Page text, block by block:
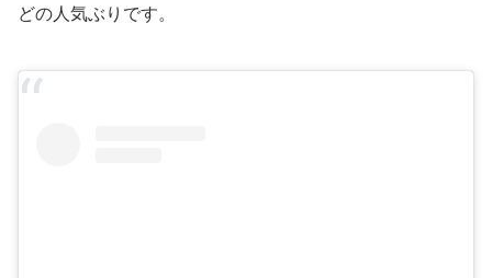
どの人気ぶりです。